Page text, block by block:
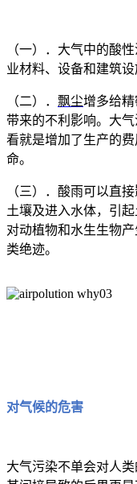
（一）．大气中的酸
业材料、设备和建筑设
（二）． 飘尘增多给
带来的不利影响。大
看就是增加了生产的
命。
（三）．酸雨可以直
土壤及进入水体，引
对动植物和水生生物
类绝迹。
对气候的危害
大气污染不单会对人